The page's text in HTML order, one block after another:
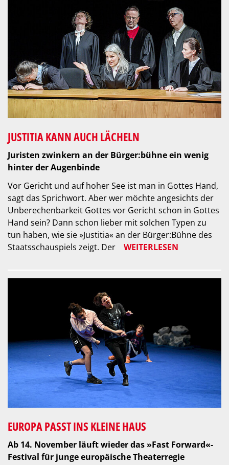
JUSTITIA KANN AUCH LÄCHELN
Juristen zwinkern an der Bürger:bühne ein wenig
hinter der Augenbinde
Vor Gericht und auf hoher See ist man in Gottes Hand,
sagt das Sprichwort. Aber wer möchte angesichts der
Unberechenbarkeit Gottes vor Gericht schon in Gottes
Hand sein? Dann schon lieber mit solchen Typen zu
tun haben, wie sie »Justitia« an der Bürger:Bühne des
Staatsschauspiels zeigt. Der
WEITERLESEN
EUROPA PASST INS KLEINE HAUS
Ab 14. November läuft wieder das »Fast Forward«-
Festival für junge europäische Theaterregie